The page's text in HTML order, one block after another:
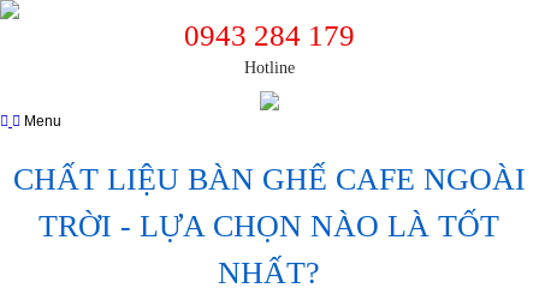
0943 284 179
Hotline
Menu
Trang chủ
CHẤT LIỆU BÀN GHẾ CAFE NGOÀI
TRỜI - LỰA CHỌN NÀO LÀ TỐT
NHẤT?